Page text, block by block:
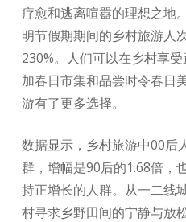
疗愈和逃离喧嚣的理想之地
明节假期期间的乡村旅游人
230%。人们可以在乡村享
加春日市集和品尝时令春日
游有了更多选择。
数据显示，乡村旅游中00后
群，增幅是90后的1.68倍，
持正增长的人群。从一二线
村寻求乡野田间的宁静与放